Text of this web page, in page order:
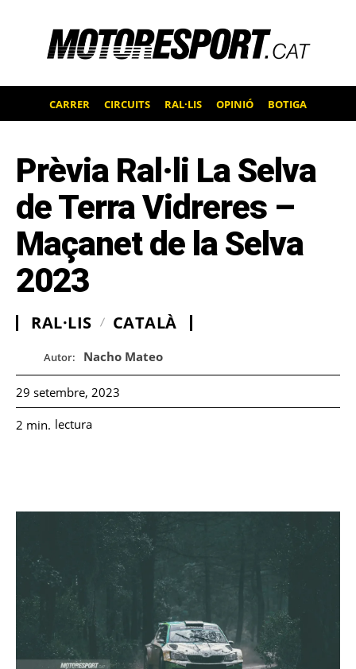
CARRER CIRCUITS RAL·LIS OPINIÓ BOTIGA
Prèvia Ral·li La Selva
de Terra Vidreres –
Maçanet de la Selva
2023
RAL·LIS CATALÀ
Autor: Nacho Mateo
29 setembre, 2023
2 min. lectura